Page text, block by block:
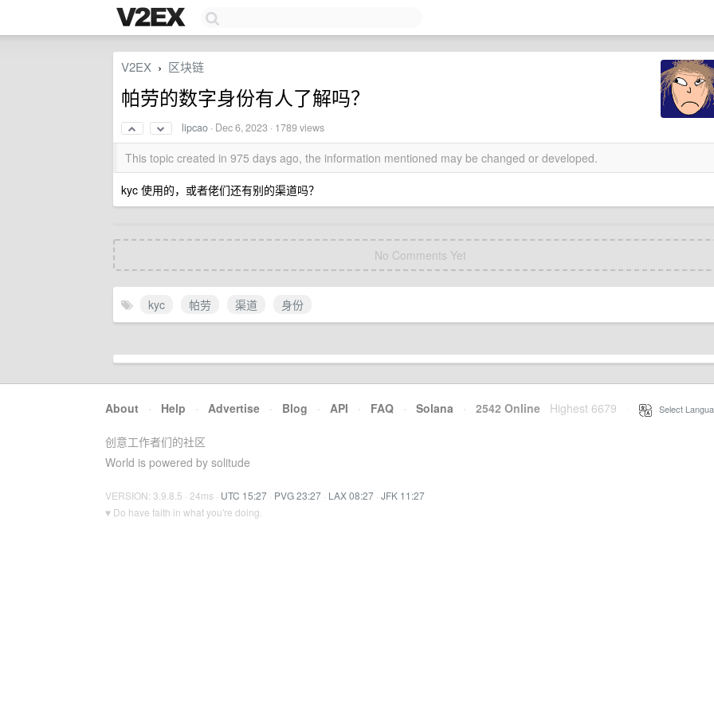
V2EX › 区块链
帕劳的数字身份有人了解吗？
lipcao · Dec 6, 2023 · 1789 views
This topic created in 975 days ago, the information mentioned may be changed or developed.
kyc 使用的，或者佬们还有别的渠道吗？
No Comments Yet
kyc 帕劳 渠道 身份
About · Help · Advertise · Blog · API · FAQ · Solana · 2542 Online Highest 6679 Select
创意工作者们的社区
World is powered by solitude
VERSION: 3.9.8.5 · 24ms · UTC 15:27 · PVG 23:27 · LAX 08:27 · JFK 11:27
♥ Do have faith in what you're doing.